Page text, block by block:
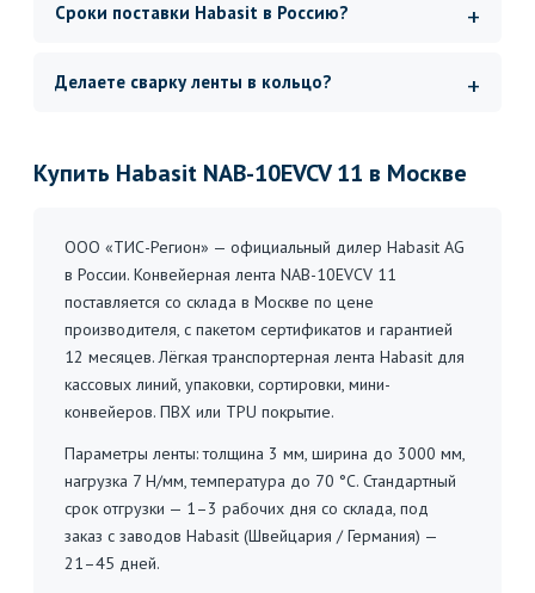
Сроки поставки Habasit в Россию?
Делаете сварку ленты в кольцо?
Купить Habasit NAB-10EVCV 11 в Москве
ООО «ТИС-Регион» — официальный дилер Habasit AG
в России. Конвейерная лента NAB-10EVCV 11
поставляется со склада в Москве по цене
производителя, с пакетом сертификатов и гарантией
12 месяцев. Лёгкая транспортерная лента Habasit для
кассовых линий, упаковки, сортировки, мини-
конвейеров. ПВХ или TPU покрытие.
Параметры ленты: толщина 3 мм, ширина до 3000 мм,
нагрузка 7 Н/мм, температура до 70 °C. Стандартный
срок отгрузки — 1–3 рабочих дня со склада, под
заказ с заводов Habasit (Швейцария / Германия) —
21–45 дней.